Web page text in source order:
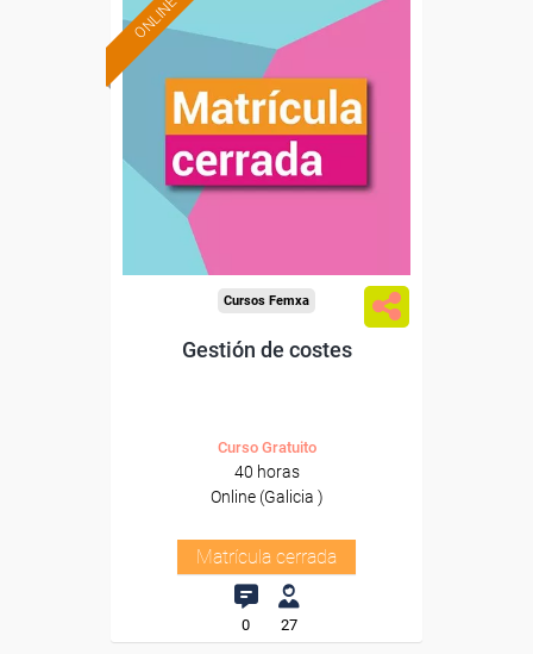
ONLINE
Cursos Femxa
Gestión de costes
Curso Gratuito
40 horas
Online (Galicia )
Matrícula cerrada
0 27